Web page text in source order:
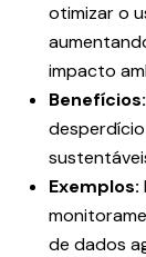
otimizar o
impacto
Benefícios:
Exemplos:
de dados